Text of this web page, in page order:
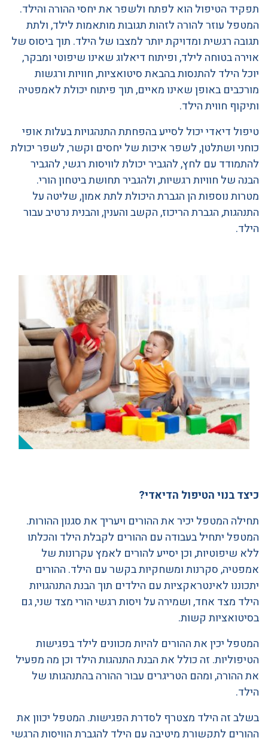
תפקיד הטיפול הוא לפתח ולשפר את יחסי ההורה והילד.
המטפל עוזר להורה לזהות תגובות מותאמות לילד, ולתת
תגובה רגשית ומדויקת יותר למצבו של הילד. תוך ביסוס של
אוירה בטוחה לילד, ופיתוח דיאלוג שאינו שיפוטי ומבקר,
יוכל הילד להתנסות בהבאת סיטואציות, חוויות ורגשות
מורכבים באופן שאינו מאיים, תוך פיתוח יכולת לאמפטיה
ותיקוף חווית הילד.
טיפול דיאדי יכול לסייע בהפחתת התנהגויות בעלות אופי
כוחני ושתלטן, לשפר איכות של יחסים וקשר, לשפר יכולת
להתמודד עם לחץ, להגביר יכולת לוויסות רגשי, להגביר
הבנה של חוויות רגשיות, ולהגביר תחושת ביטחון הורי.
מטרות נוספות הן הגברת היכולת לתת אמון, שליטה על
התנהגות, הגברת הריכוז, הקשב והענין, והבנית נרטיב עבור
הילד.
כיצד בנוי הטיפול הדיאדי?
תחילה המטפל יכיר את ההורים ויעריך את סגנון ההורות.
המטפל יתחיל בעבודה עם ההורים לקבלת הילד והכלתו
ללא שיפוטיות, וכן יסייע להורים לאמץ עקרונות של
אמפטיה, סקרנות ומשחקיות בקשר עם הילד. ההורים
יתכוננו לאינטראקציות עם הילדים תוך הבנת התנהגויות
הילד מצד אחד, ושמירה על ויסות רגשי הורי מצד שני, גם
בסיטואציות קשות.
המטפל יכין את ההורים להיות מכוונים לילד בפגישות
הטיפוליות. זה כולל את הבנת התנהגות הילד וכן מה מפעיל
את ההורה, ומהם הטריגרים עבור ההורה בהתנהגותו של
הילד.
בשלב זה הילד מצטרף לסדרת הפגישות. המטפל יכוון את
ההורים לתקשורת מיטיבה עם הילד להגברת הוויסות הרגשי